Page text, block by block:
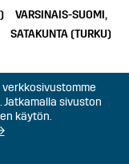
VARSINAIS-SUOMI,
SATAKUNTA (TURKU)
sivuston
käytön.